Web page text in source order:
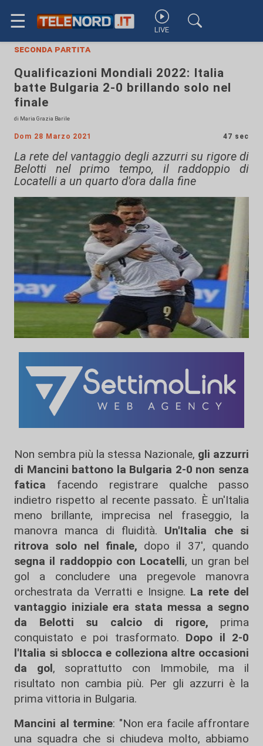
☰ LIVE
seconda partita
Qualificazioni Mondiali 2022: Italia
batte Bulgaria 2-0 brillando solo nel
finale
di Maria Grazia Barile
Dom 28 Marzo 2021 47 sec
La rete del vantaggio degli azzurri su rigore di
Belotti nel primo tempo, il raddoppio di
Locatelli a un quarto d'ora dalla fine
Non sembra più la stessa Nazionale, gli azzurri
di Mancini battono la Bulgaria 2-0 non senza
fatica facendo registrare qualche passo
indietro rispetto al recente passato. È un'Italia
meno brillante, imprecisa nel fraseggio, la
manovra manca di fluidità. Un'Italia che si
ritrova solo nel finale, dopo il 37', quando
segna il raddoppio con Locatelli, un gran bel
gol a concludere una pregevole manovra
orchestrata da Verratti e Insigne. La rete del
vantaggio iniziale era stata messa a segno
da Belotti su calcio di rigore, prima
conquistato e poi trasformato. Dopo il 2-0
l'Italia si sblocca e colleziona altre occasioni
da gol, soprattutto con Immobile, ma il
risultato non cambia più. Per gli azzurri è la
prima vittoria in Bulgaria.
Mancini al termine: "Non era facile affrontare
una squadra che si chiudeva molto, abbiamo